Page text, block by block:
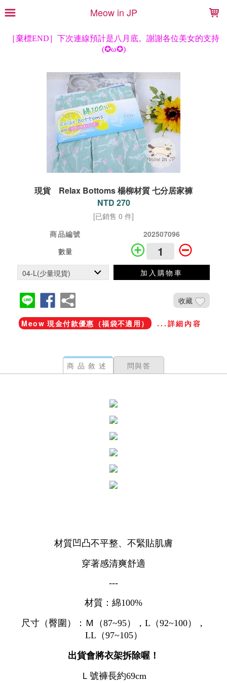
Meow in JP
現貨 Relax Bottoms 楊柳材質 七分居家褲
NTD 270
[已銷售 0 件]
商品編號
202507096
數量
加入購物車
收藏
Meow 現金付款優惠（福袋不適用） ...詳細內容
商品敘述 問與答